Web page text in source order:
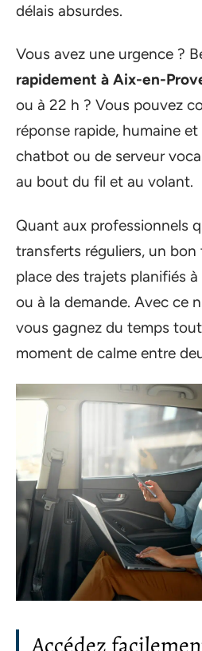
délais absurdes.
Vous avez une urgence ?
rapidement à Aix-en-
ou à 22 h ? Vous pouvez
réponse rapide, humaine
chatbot ou de serveur
au bout du fil et au volant.
Quant aux professionnels
transferts réguliers, un
place des trajets planifiés à
ou à la demande. Avec ce
vous gagnez du temps
moment de calme entre